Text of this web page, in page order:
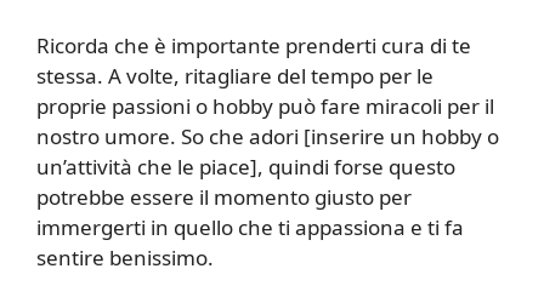
Ricorda che è importante prenderti cura di te
stessa. A volte, ritagliare del tempo per le
proprie passioni o hobby può fare miracoli per il
nostro umore. So che adori [inserire un hobby o
un’attività che le piace], quindi forse questo
potrebbe essere il momento giusto per
immergerti in quello che ti appassiona e ti fa
sentire benissimo.